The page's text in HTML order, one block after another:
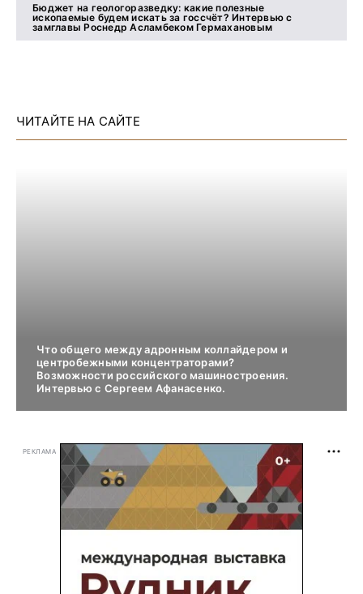
Бюджет на геологоразведку: какие полезные
ископаемые будем искать за госсчёт? Интервью с
замглавы Роснедр Асламбеком Гермахановым
ЧИТАЙТЕ НА САЙТЕ
Что общего между адронным коллайдером и
центробежными концентраторами?
Возможности российского машиностроения.
Интервью с Сергеем Афанасенко.
РЕКЛАМА